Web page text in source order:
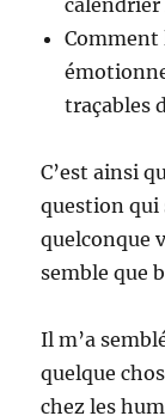
Comment
traçables
C’est ainsi
question
quelconque
semble que
Il m’a
quelque
chez les